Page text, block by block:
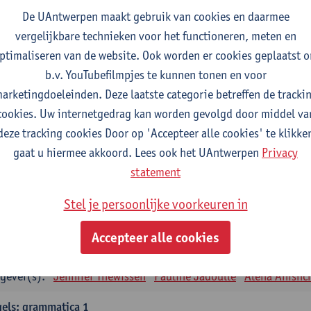
studiepunten
Remco Sleiderink
tot de algemene taalwetenschap
2E SEM
studiepunten
Astrid De Wit Peter Petré
verplichte opleidingsonderdelen
Marilize Pretorius Alena Anishchanka
Taalbeheersing 2
2E SEM
Jennifer Thewissen Pauline Jadoulle Alena
grammatica 1
De UAntwerpen maakt gebruik van cookies en daarmee
vergelijkbare technieken voor het functioneren, meten en
van de website. Ook worden er cookies geplaatst
b.v. YouTubefilmpjes te kunnen tonen en voor
Deze laatste categorie betreffen de
Uw internetgedrag kan worden gevolgd door middel
tracking cookies Door op 'Accepteer alle cookies' te
gaat u hiermee akkoord. Lees ook het UAntwerpen Privacy
statement
Stel je persoonlijke voorkeuren in
Accepteer alle cookies